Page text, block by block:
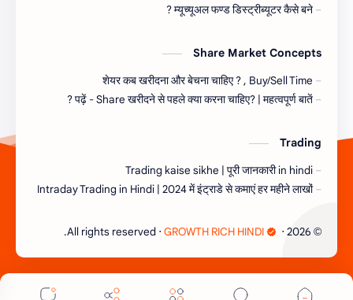
म्यूच्यूअल फण्ड डिस्ट्रीब्यूटर कैसे बने ?
Share Market Concepts
शेयर कब खरीदना और बेचना चाहिए ? , Buy/Sell Time
पढ़ें - Share खरीदने से पहले क्या करना चाहिए? | महत्वपूर्ण बातें ?
Trading
Trading kaise sikhe | पूरी जानकारी in hindi
Intraday Trading in Hindi | 2024 में इंट्राडे से कमाएं हर महीने लाखों
©
2026
‧
GROWTH RICH HINDI
‧ All rights reserved.